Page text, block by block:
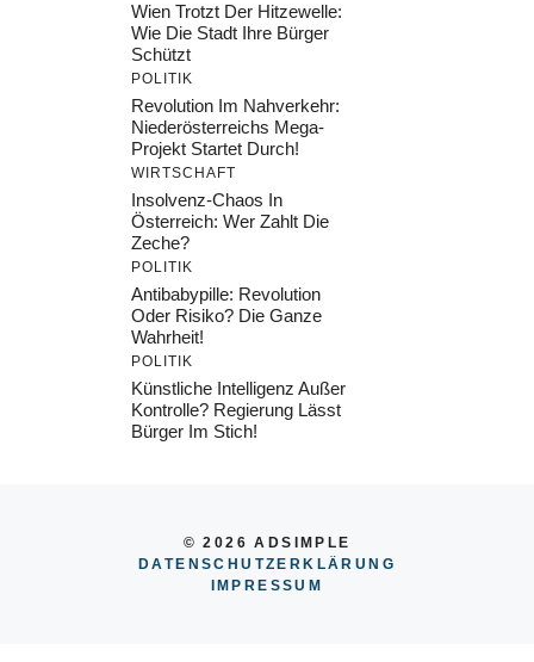
Wien Trotzt Der Hitzewelle:
Wie Die Stadt Ihre Bürger
Schützt
POLITIK
Revolution Im Nahverkehr:
Niederösterreichs Mega-
Projekt Startet Durch!
WIRTSCHAFT
Insolvenz-Chaos In
Österreich: Wer Zahlt Die
Zeche?
POLITIK
Antibabypille: Revolution
Oder Risiko? Die Ganze
Wahrheit!
POLITIK
Künstliche Intelligenz Außer
Kontrolle? Regierung Lässt
Bürger Im Stich!
© 2026 ADSIMPLE
DATENSCHUTZERKLÄRUNG
IMPRESSU M